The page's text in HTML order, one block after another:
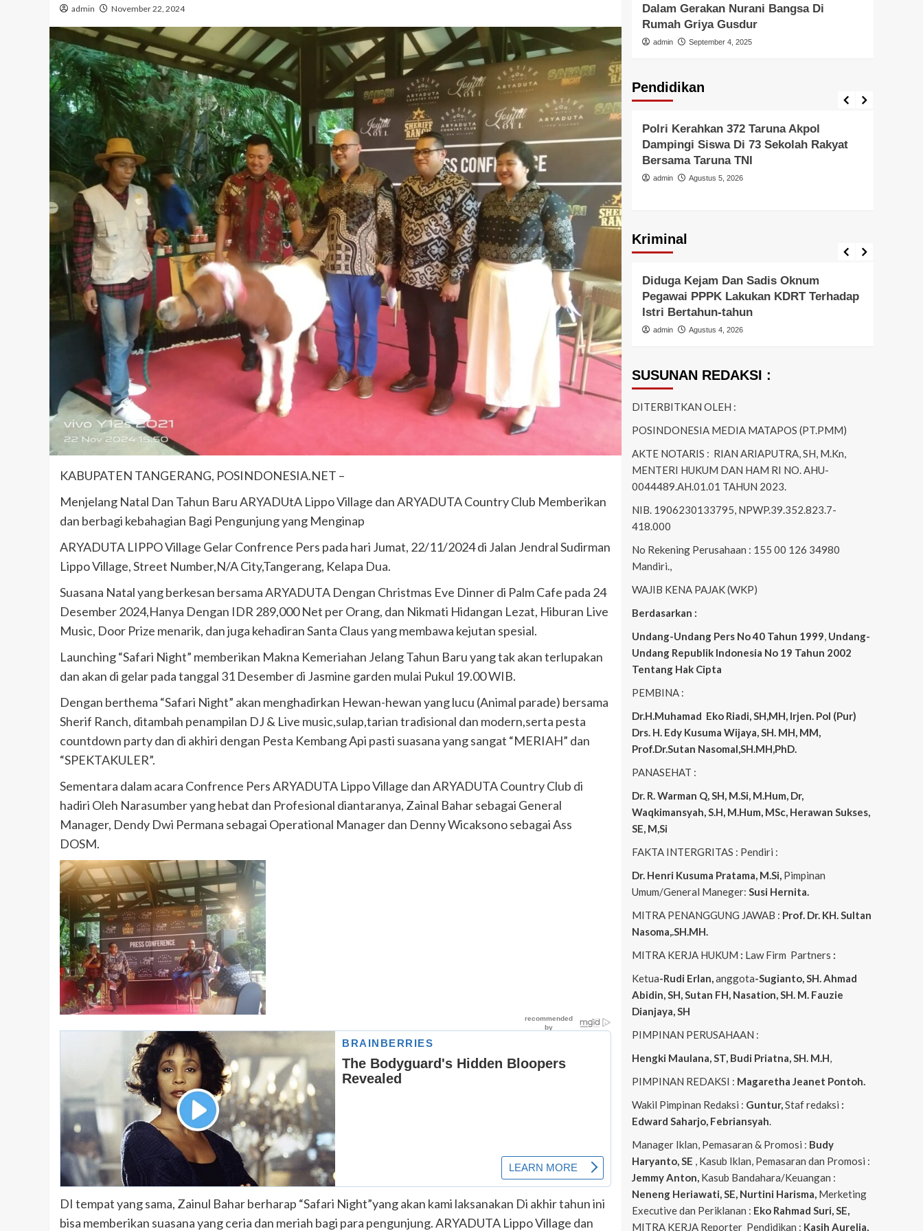
admin November 22, 2024
KABUPATEN TANGERANG, POSINDONESIA.NET –
Menjelang Natal Dan Tahun Baru ARYADUtA Lippo Village dan ARYADUTA Country Club Memberikan
dan berbagi kebahagian Bagi Pengunjung yang Menginap
ARYADUTA LIPPO Village Gelar Confrence Pers pada hari Jumat, 22/11/2024 di Jalan Jendral Sudirman
Lippo Village, Street Number,N/A City,Tangerang, Kelapa Dua.
Suasana Natal yang berkesan bersama ARYADUTA Dengan Christmas Eve Dinner di Palm Cafe pada 24
Desember 2024,Hanya Dengan IDR 289,000 Net per Orang, dan Nikmati Hidangan Lezat, Hiburan Live
Music, Door Prize menarik, dan juga kehadiran Santa Claus yang membawa kejutan spesial.
Launching “Safari Night” memberikan Makna Kemeriahan Jelang Tahun Baru yang tak akan terlupakan
dan akan di gelar pada tanggal 31 Desember di Jasmine garden mulai Pukul 19.00 WIB.
Dengan berthema “Safari Night” akan menghadirkan Hewan-hewan yang lucu (Animal parade) bersama
Sherif Ranch, ditambah penampilan DJ & Live music,sulap,tarian tradisional dan modern,serta pesta
countdown party dan di akhiri dengan Pesta Kembang Api pasti suasana yang sangat “MERIAH” dan
“SPEKTAKULER”.
Sementara dalam acara Confrence Pers ARYADUTA Lippo Village dan ARYADUTA Country Club di
hadiri Oleh Narasumber yang hebat dan Profesional diantaranya, Zainal Bahar sebagai General
Manager, Dendy Dwi Permana sebagai Operational Manager dan Denny Wicaksono sebagai Ass
DOSM.
DI tempat yang sama, Zainul Bahar berharap “Safari Night”yang akan kami laksanakan Di akhir tahun ini
bisa memberikan suasana yang ceria dan meriah bagi para pengunjung. ARYADUTA Lippo Village dan
Dalam Gerakan Nurani Bangsa Di
Rumah Griya Gusdur
admin September 4, 2025
Pendidikan
Pendidikan
DP3AP2KB Kota Tangerang Kolaborasi
Lintas Komunitas Harmoni Gerakan
Bersama,80 Guru SD Mengikuti
admin Juli 31, 2026
Pendidikan
Polri Kerahkan 372 Taruna Akpol
Dampingi Siswa Di 73 Sekolah Rakyat
Bersama Taruna TNI
admin Agustus 5, 2026
Kriminal
Kecelakaan Kriminal
Warga diduga di tabrak mobil sampah,
terjatuh di truk lalu di sengat kabil optic
meninggal di tempat.
admin Juni 11, 2025
Berita Polisi
Diduga Kejam Dan Sadis Oknum
Pegawai PPPK Lakukan KDRT Terhadap
Istri Bertahun-tahun
admin Agustus 4, 2026
SUSUNAN REDAKSI :
DITERBITKAN OLEH :
POSINDONESIA MEDIA MATAPOS (PT.PMM)
AKTE NOTARIS : RIAN ARIAPUTRA, SH, M.Kn,
MENTERI HUKUM DAN HAM RI NO. AHU-
0044489.AH.01.01 TAHUN 2023.
NIB. 1906230133795, NPWP.39.352.823.7-
418.000
No Rekening Perusahaan : 155 00 126 34980
Mandiri.,
WAJIB KENA PAJAK (WKP)
Berdasarkan :
Undang-Undang Pers No 40 Tahun 1999, Undang-
Undang Republik Indonesia No 19 Tahun 2002
Tentang Hak Cipta
PEMBINA :
Dr.H.Muhamad Eko Riadi, SH,MH, Irjen. Pol (Pur)
Drs. H. Edy Kusuma Wijaya, SH. MH, MM,
Prof.Dr.Sutan Nasomal,SH.MH,PhD.
PANASEHAT :
Dr. R. Warman Q, SH, M.Si, M.Hum, Dr,
Waqkimansyah, S.H, M.Hum, MSc, Herawan Sukses,
SE, M,Si
FAKTA INTERGRITAS : Pendiri :
Dr. Henri Kusuma Pratama, M.Si, Pimpinan
Umum/General Maneger: Susi Hernita.
MITRA PENANGGUNG JAWAB : Prof. Dr. KH. Sultan
Nasoma,.SH.MH.
MITRA KERJA HUKUM : Law Firm Partners :
Ketua-Rudi Erlan,anggota-Sugianto, SH. Ahmad
Abidin, SH, Sutan FH, Nasation, SH. M. Fauzie
Dianjaya, SH
PIMPINAN PERUSAHAAN :
Hengki Maulana, ST, Budi Priatna, SH. M.H,
PIMPINAN REDAKSI : Magaretha Jeanet Pontoh.
Wakil Pimpinan Redaksi : Guntur,Staf redaksi :
Edward Saharjo, Febriansyah.
Manager Iklan, Pemasaran & Promosi : Budy
Haryanto, SE , Kasub Iklan, Pemasaran dan Promosi :
Jemmy Anton, Kasub Bandahara/Keuangan :
Neneng Heriawati, SE, Nurtini Harisma, Merketing
Executive dan Periklanan : Eko Rahmad Suri, SE,
MITRA KERJA Reporter Pendidikan : Kasih Aurelia,